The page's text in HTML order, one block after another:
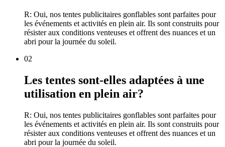
R: Oui, nos tentes publicitaires gonflables sont parfaites pour
les événements et activités en plein air. Ils sont construits pour
résister aux conditions venteuses et offrent des nuances et un
abri pour la journée du soleil.
02
Les tentes sont-elles adaptées à une
utilisation en plein air?
R: Oui, nos tentes publicitaires gonflables sont parfaites pour
les événements et activités en plein air. Ils sont construits pour
résister aux conditions venteuses et offrent des nuances et un
abri pour la journée du soleil.